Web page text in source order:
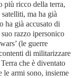
più ricco della terra,
ma ha già
ha già accusato di
razzo ipersonico
(le guerre
di militarizzare
che è diventato
le armi sono, insieme